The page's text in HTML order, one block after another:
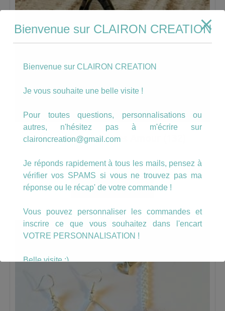
Boucles dormeuses Amour (132)
6.00€
AJOUTER AU PANIER
Bienvenue sur CLAIRON CREATION
Bienvenue sur CLAIRON CREATION
Je vous souhaite une belle visite !
Pour toutes questions, personnalisations ou
autres, n'hésitez pas à m'écrire sur
claironcreation@gmail.com
Je réponds rapidement à tous les mails, pensez à
vérifier vos SPAMS si vous ne trouvez pas ma
réponse ou le récap' de votre commande !
Vous pouvez personnaliser les commandes et
inscrire ce que vous souhaitez dans l'encart
VOTRE PERSONNALISATION !
Belle visite :)